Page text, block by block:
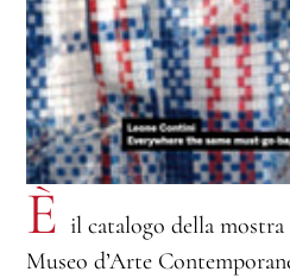
È il catalogo della
Museo d’Arte